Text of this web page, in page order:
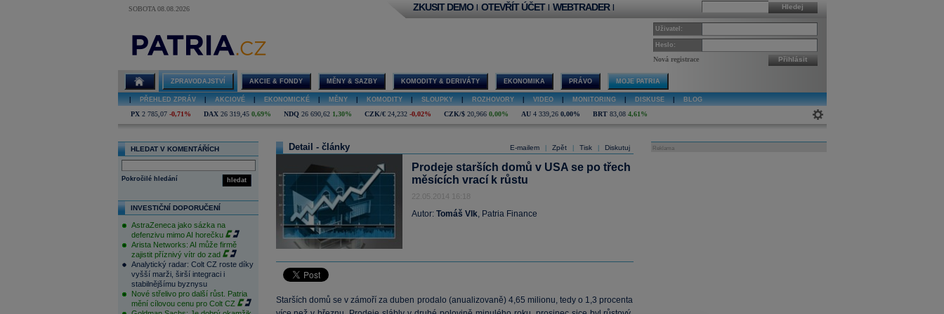
SOBOTA 08.08.2026 Hledej
ZKUSIT DEMO | OTEVŘÍT ÚČET | WEBTRADER |
Uživatel:
Heslo:
Nová registrace Přihlásit
ZPRAVODAJSTVÍ AKCIE & FONDY MĚNY & SAZBY KOMODITY & DERIVÁTY EKONOMIKA PRÁVO MOJE PATRIA
PŘEHLED ZPRÁV AKCIOVÉ EKONOMICKÉ MĚNY KOMODITY SLOUPKY ROZHOVORY VIDEO MONITORING DISKUSE BLOG
PX 2 785,07 -0,71% DAX 26 319,45 0,69% NDQ 26 690,62 1,30% CZK/€ 24,232 -0,02% CZK/$ 20,966 0,00% AU 4 339,26 0,00% BRT 83,08 4,61%
HLEDAT V KOMENTÁŘÍCH
hledat
Pokročilé hledání
INVESTIČNÍ DOPORUČENÍ
AstraZeneca jako sázka na
defenzivu mimo AI horečku
Arista Networks: AI může firmě
zajistit příznivý vítr do zad
Analytický radar: Colt CZ roste díky
vyšší marži, širší integraci i
stabilnějšímu byznysu
Nové střelivo pro další růst. Patria
mění cílovou cenu pro Colt CZ
E-mailem Zpět Tisk Diskutuj
Detail - články
Prodeje starších domů v USA se po třech
měsících vrací k růstu
22.05.2014 16:18
Autor: Tomáš Vlk, Patria Finance
Starších domů se v zámoří za duben prodalo (anualizovaně) 4,65 milionu, tedy o 1,3 procenta
Reklama